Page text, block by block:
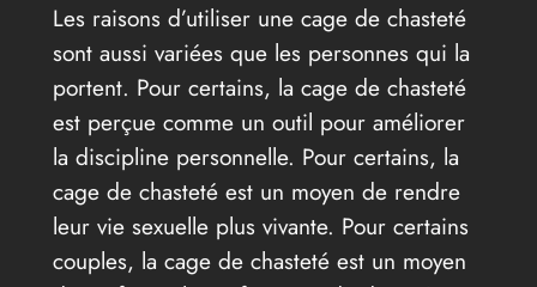
Les raisons d’utiliser une cage de chasteté
sont aussi variées que les personnes qui la
portent. Pour certains, la cage de chasteté
est perçue comme un outil pour améliorer
la discipline personnelle. Pour certains, la
cage de chasteté est un moyen de rendre
leur vie sexuelle plus vivante. Pour certains
couples, la cage de chasteté est un moyen